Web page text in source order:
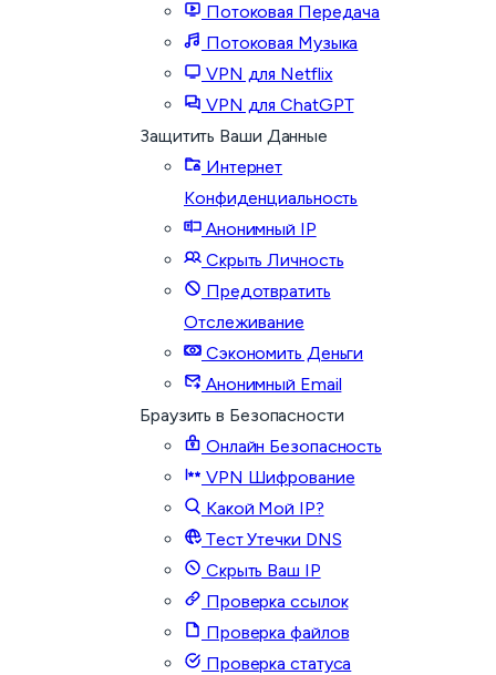
Потоковая Передача
Потоковая Музыка
VPN для Netflix
VPN для ChatGPT
Защитить Ваши Данные
Интернет
Конфиденциальность
Анонимный IP
Скрыть Личность
Предотвратить
Отслеживание
Сэкономить Деньги
Анонимный Email
Браузить в Безопасности
Онлайн Безопасность
VPN Шифрование
Какой Мой IP?
Тест Утечки DNS
Скрыть Ваш IP
Проверка ссылок
Проверка файлов
Проверка статуса